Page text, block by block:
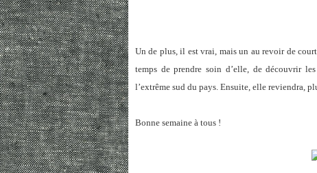
Un de plus, il est vrai, mais un au revoir de
temps de prendre soin d’elle, de découvrir
l’extrême sud du pays. Ensuite, elle reviendra,
Bonne semaine à tous !